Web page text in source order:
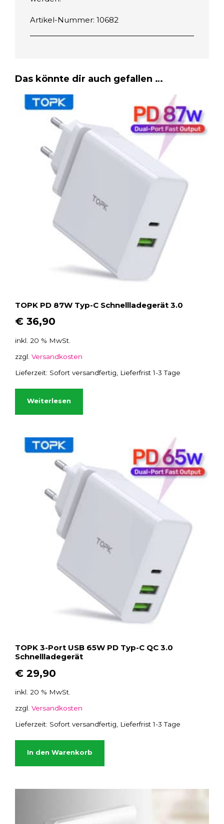
Artikel-Nummer: 10682
Das könnte dir auch gefallen …
TOPK PD 87W Typ-C Schnellladegerät 3.0
€ 36,90
inkl. 20 % MwSt.
zzgl. Versandkosten
Lieferzeit: Sofort versandfertig, Lieferfrist 1-3 Tage
Weiterlesen
TOPK 3-Port USB 65W PD Typ-C QC 3.0
Schnellladegerät
€ 29,90
inkl. 20 % MwSt.
zzgl. Versandkosten
Lieferzeit: Sofort versandfertig, Lieferfrist 1-3 Tage
In den Warenkorb